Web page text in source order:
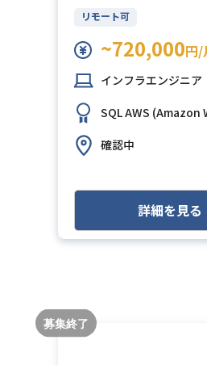
リモート可
~720,000円/
インフラエンジニア
SQLAWS (Amazon
確認中
詳細を見る